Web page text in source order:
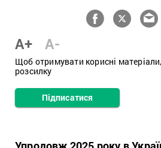
A+ A-
Щоб отримувати корисні
розсилку
Підписатися